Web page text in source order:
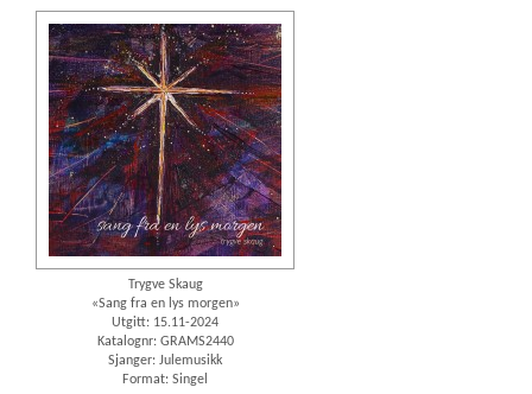
Trygve Skaug
«Sang fra en lys morgen»
Utgitt: 15.11-2024
Katalognr: GRAMS2440
Sjanger: Julemusikk
Format: Singel